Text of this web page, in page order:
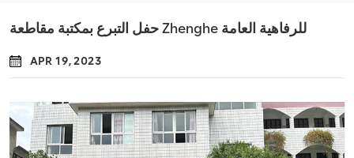
حفل التبرع بمكتبة مقاطعة Zhenghe للرفاهية العامة
APR 19, 2023